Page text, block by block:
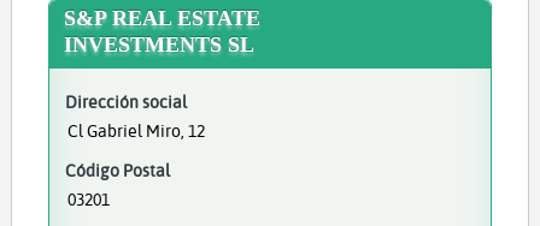
S&P REAL ESTATE
INVESTMENTS SL
Dirección social
Cl Gabriel Miro, 12
Código Postal
03201